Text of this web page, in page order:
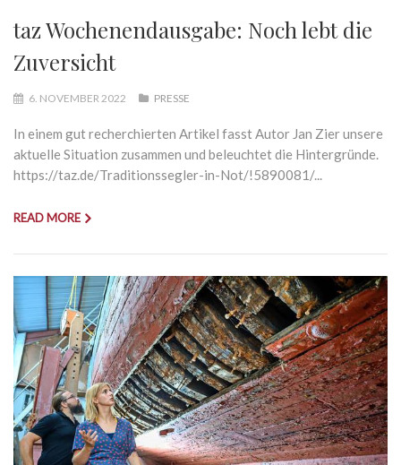
taz Wochenendausgabe: Noch lebt die
Zuversicht
6. NOVEMBER 2022 PRESSE
In einem gut recherchierten Artikel fasst Autor Jan Zier unsere
aktuelle Situation zusammen und beleuchtet die Hintergründe.
https://taz.de/Traditionssegler-in-Not/!5890081/...
READ MORE